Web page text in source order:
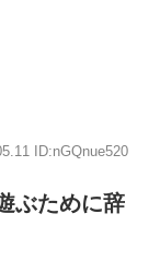
ID:nGQnue520
ぶために辞